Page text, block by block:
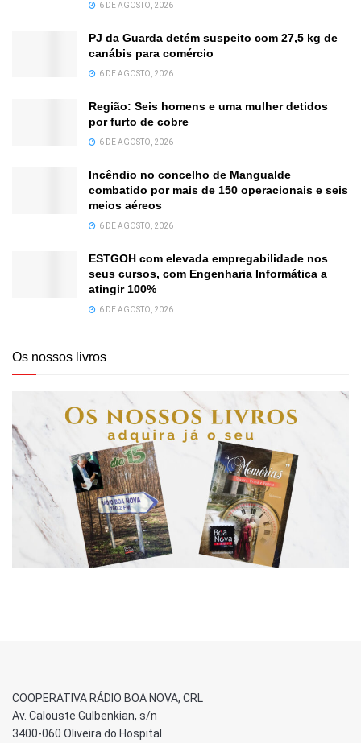
6 DE AGOSTO, 2026
PJ da Guarda detém suspeito com 27,5 kg de
canábis para comércio
6 DE AGOSTO, 2026
Região: Seis homens e uma mulher detidos
por furto de cobre
6 DE AGOSTO, 2026
Incêndio no concelho de Mangualde
combatido por mais de 150 operacionais e seis
meios aéreos
6 DE AGOSTO, 2026
ESTGOH com elevada empregabilidade nos
seus cursos, com Engenharia Informática a
atingir 100%
6 DE AGOSTO, 2026
Os nossos livros
COOPERATIVA RÁDIO BOA NOVA, CRL
Av. Calouste Gulbenkian, s/n
3400-060 Oliveira do Hospital